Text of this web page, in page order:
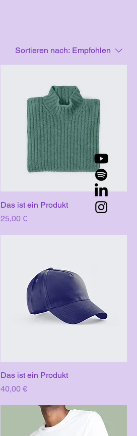
Sortieren nach: Empfohlen
Das ist ein Produkt
Preis
25,00 €
Das ist ein Produkt
Preis
40,00 €